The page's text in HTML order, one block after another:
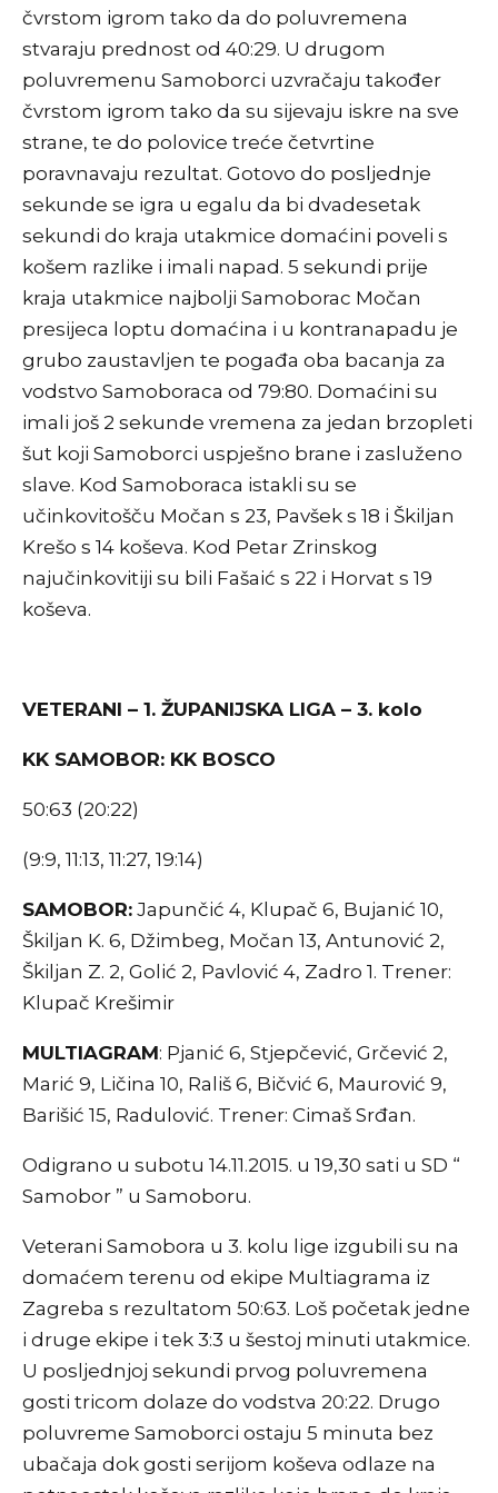
čvrstom igrom tako da do poluvremena
stvaraju prednost od 40:29. U drugom
poluvremenu Samoborci uzvračaju također
čvrstom igrom tako da su sijevaju iskre na sve
strane, te do polovice treće četvrtine
poravnavaju rezultat. Gotovo do posljednje
sekunde se igra u egalu da bi dvadesetak
sekundi do kraja utakmice domaćini poveli s
košem razlike i imali napad. 5 sekundi prije
kraja utakmice najbolji Samoborac Močan
presijeca loptu domaćina i u kontranapadu je
grubo zaustavljen te pogađa oba bacanja za
vodstvo Samoboraca od 79:80. Domaćini su
imali još 2 sekunde vremena za jedan brzopleti
šut koji Samoborci uspješno brane i zasluženo
slave. Kod Samoboraca istakli su se
učinkovitošču Močan s 23, Pavšek s 18 i Škiljan
Krešo s 14 koševa. Kod Petar Zrinskog
najučinkovitiji su bili Fašaić s 22 i Horvat s 19
koševa.
VETERANI – 1. ŽUPANIJSKA LIGA – 3. kolo
KK SAMOBOR: KK BOSCO
50:63 (20:22)
(9:9, 11:13, 11:27, 19:14)
SAMOBOR: Japunčić 4, Klupač 6, Bujanić 10,
Škiljan K. 6, Džimbeg, Močan 13, Antunović 2,
Škiljan Z. 2, Golić 2, Pavlović 4, Zadro 1. Trener:
Klupač Krešimir
MULTIAGRAM: Pjanić 6, Stjepčević, Grčević 2,
Marić 9, Ličina 10, Rališ 6, Bičvić 6, Maurović 9,
Barišić 15, Radulović. Trener: Cimaš Srđan.
Odigrano u subotu 14.11.2015. u 19,30 sati u SD “
Samobor ” u Samoboru.
Veterani Samobora u 3. kolu lige izgubili su na
domaćem terenu od ekipe Multiagrama iz
Zagreba s rezultatom 50:63. Loš početak jedne
i druge ekipe i tek 3:3 u šestoj minuti utakmice.
U posljednjoj sekundi prvog poluvremena
gosti tricom dolaze do vodstva 20:22. Drugo
poluvreme Samoborci ostaju 5 minuta bez
ubačaja dok gosti serijom koševa odlaze na